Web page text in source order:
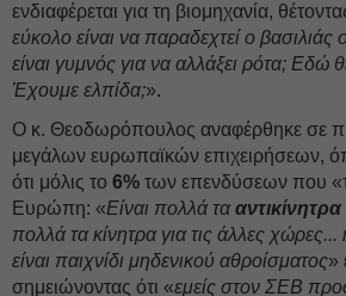
ενδιαφέρεται για τη βιομηχανία,
εύκολο είναι να παραδεχτεί ο βασιλιάς
είναι γυμνός για να αλλάξει ρότα; Εδώ
Έχουμε ελπίδα;».
Ο κ. Θεοδωρόπουλος αναφέρθηκε σε
μεγάλων ευρωπαϊκών επιχειρήσεων,
ότι μόλις το 6% των επενδύσεων που
Ευρώπη: «Είναι πολλά τα αντικίνητρα
πολλά τα κίνητρα για τις άλλες χώρες...
είναι παιχνίδι μηδενικού αθροίσματος»
σημειώνοντας ότι «εμείς στον ΣΕΒ